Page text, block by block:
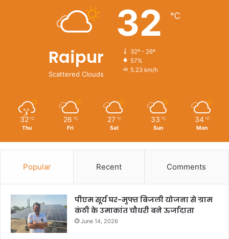
Raipur
Scattered Clouds
32 ℃
32º - 26º
57%
5.23 km/h
32 ℃
Thu
26 ℃
Fri
27 ℃
Sat
33 ℃
Sun
34 ℃
Mon
Popular Recent Comments
पीएम सूर्य घर-मुफ्त बिजली योजना से ग्राम
कंठी के उमाकांत चौधरी बने ऊर्जादाता
June 14, 2026